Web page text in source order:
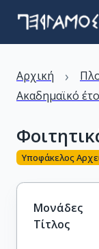
Αρχική ›
Ακαδημαϊκό
Υποφάκελος
Μονάδες
Τίτλος